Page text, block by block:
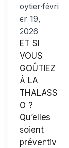
oytier·févri
er 19,
2026
ET SI
VOUS
GOÛTIEZ
À LA
THALASS
O ?
Qu’elles
soient
préventiv